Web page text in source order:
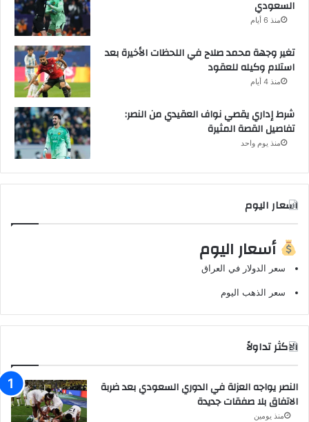
السعودي
منذ 6 أيام
تغير وجهة محمد صلاح في اللحظات الأخيرة بعد
استلام وكيله للعقود
منذ 4 أيام
شرط إداري يقصي نواف العقيدي من النصر:
تفاصيل القصة المثيرة
منذ يوم واحد
اسعار اليوم
أسعار اليوم
سعر الدولار في العراق
سعر الذهب اليوم
الاكثر تداولاً
النصر يواجه العزلة في الدوري السعودي بعد ضربة
الاتفاق بلا صفقات جديدة
منذ يومين